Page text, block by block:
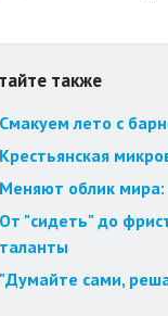
также
Смакуем лето с
Крестьянская
Меняют облик мира:
От "сидеть" до
таланты
"Думайте сами,